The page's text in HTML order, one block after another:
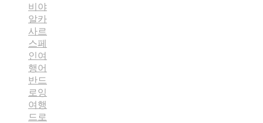
비야
알카
사르
스페
인여
행어
반드
로잉
여행
드로